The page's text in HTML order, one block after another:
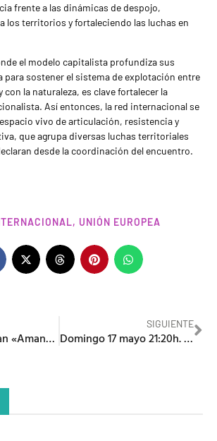
frente a las dinámicas de despojo,
los territorios y fortaleciendo las luchas en
el modelo capitalista profundiza sus
para sostener el sistema de explotación entre
con la naturaleza, es clave fortalecer la
Así entonces, la red internacional se
vivo de articulación, resistencia y
que agrupa diversas luchas territoriales
desde la coordinación del encuentro.
, UNIÓN EUROPEA
Basanta publican «Amanece», su nuevo single
SIGUIENTE
Domingo 17 mayo 21:20h. #ElDecreto especial #EleccionesAndalucía